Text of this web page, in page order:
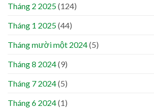
Tháng 2 2025(124)
Tháng 1 2025(44)
Tháng mười một 2024(5)
Tháng 8 2024(9)
Tháng 7 2024(5)
Tháng 6 2024(1)